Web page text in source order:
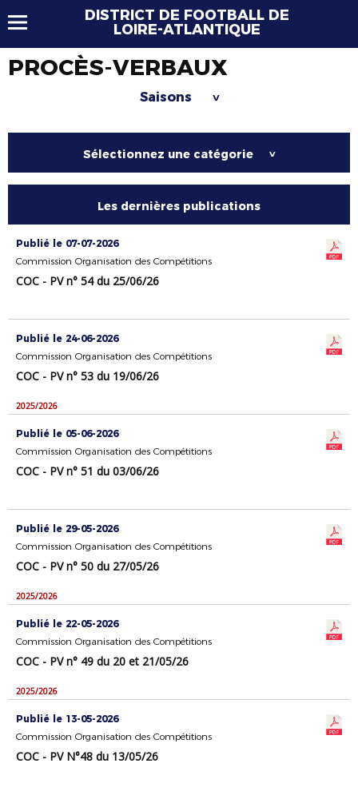
DISTRICT DE FOOTBALL DE
LOIRE-ATLANTIQUE
PROCÈS-VERBAUX
Saisons >
Sélectionnez une catégorie >
Les dernières publications
Publié le 07-07-2026
Commission Organisation des Compétitions
COC - PV n° 54 du 25/06/26
Publié le 24-06-2026
Commission Organisation des Compétitions
COC - PV n° 53 du 19/06/26
2025/2026
Publié le 05-06-2026
Commission Organisation des Compétitions
COC - PV n° 51 du 03/06/26
Publié le 29-05-2026
Commission Organisation des Compétitions
COC - PV n° 50 du 27/05/26
2025/2026
Publié le 22-05-2026
Commission Organisation des Compétitions
COC - PV n° 49 du 20 et 21/05/26
2025/2026
Publié le 13-05-2026
Commission Organisation des Compétitions
COC - PV N°48 du 13/05/26